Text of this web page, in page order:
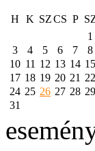
H K SZCS P
1
3
4 5 6 7 8
10 11 12 13 14 15
17 18 19 20 21 22
24 25 26 27 28 29
31